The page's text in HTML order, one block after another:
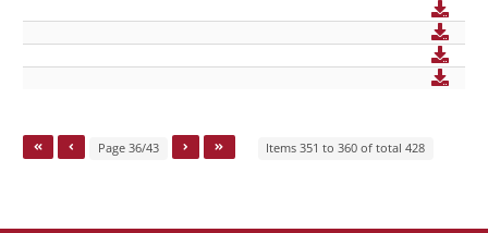
Page 36/43 Items 351 to 360 of total 428